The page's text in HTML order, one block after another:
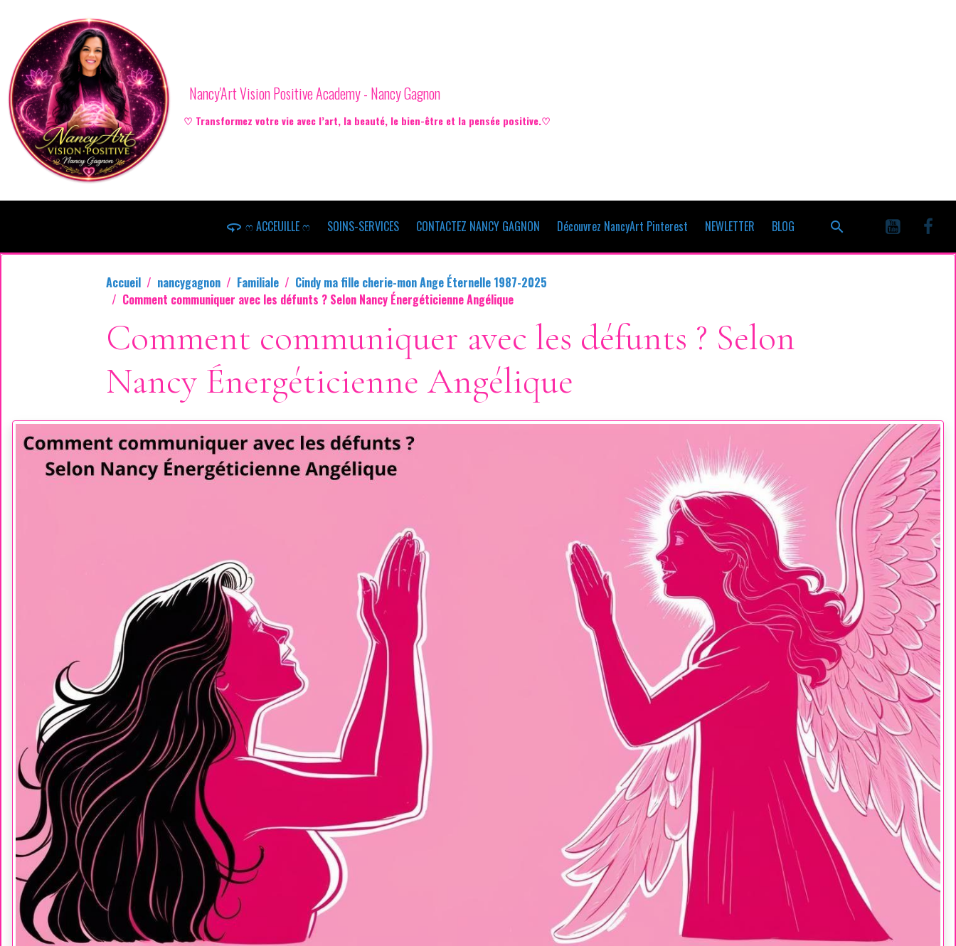
Nancy'Art Vision Positive Academy - Nancy Gagnon
♡ Transformez votre vie avec l’art, la beauté, le bien-être et la pensée positive.♡
ෆ ACCEUILLE ෆ SOINS-SERVICES CONTACTEZ NANCY GAGNON Découvrez NancyArt Pinterest NEWLETTER BLOG
Accueil nancygagnon Familiale
Cindy ma fille cherie-mon Ange Éternelle 1987-2025
Comment communiquer avec les défunts ? Selon Nancy Énergéticienne Angélique
Comment communiquer avec les défunts ? Selon
Nancy Énergéticienne Angélique